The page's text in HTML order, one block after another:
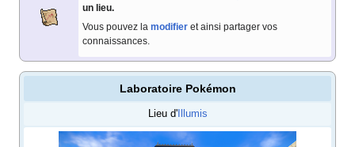
un lieu.
Vous pouvez la modifier et ainsi partager vos
connaissances.
Laboratoire Pokémon
Lieu d'Illumis